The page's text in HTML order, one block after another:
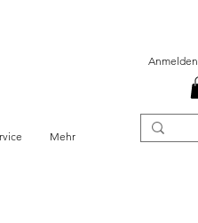
Anmelden
Mehr